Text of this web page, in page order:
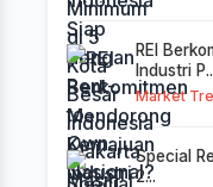
REI
Industri
Market
Special
2...